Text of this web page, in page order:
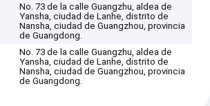
No. 73 de la calle Guangzhu, aldea de
Yansha, ciudad de Lanhe, distrito de
Nansha, ciudad de Guangzhou, provincia
de Guangdong.
No. 73 de la calle Guangzhu, aldea de
Yansha, ciudad de Lanhe, distrito de
Nansha, ciudad de Guangzhou, provincia
de Guangdong.